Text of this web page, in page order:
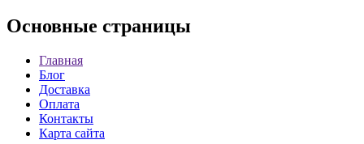
Основные страницы
Главная
Блог
Доставка
Оплата
Контакты
Карта сайта